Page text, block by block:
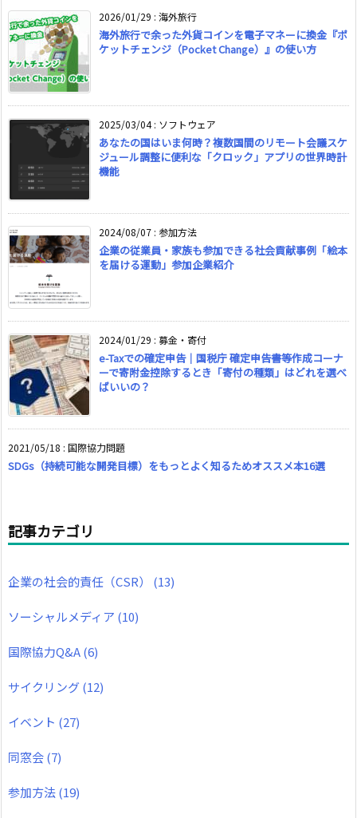
2026/01/29 : 海外旅行
海外旅行で余った外貨コインを電子マネーに換金『ポ
ケットチェンジ（Pocket Change）』の使い方
2025/03/04: ソフトウェア
あなたの国はいま何時？複数国間のリモート会議スケ
ジュール調整に便利な「クロック」アプリの世界時計
機能
2024/08/07 : 参加方法
企業の従業員・家族も参加できる社会貢献事例「絵本
を届ける運動」参加企業紹介
2024/01/29 : 募金・寄付
e-Taxでの確定申告｜国税庁 確定申告書等作成コーナ
ーで寄附金控除するとき「寄付の種類」はどれを選べ
ばいいの？
2021/05/18 : 国際協力問題
SDGs（持続可能な開発目標）をもっとよく知るためオススメ本16選
記事カテゴリ
企業の社会的責任（CSR） (13)
ソーシャルメディア (10)
国際協力Q&A(6)
サイクリング(12)
イベント (27)
同窓会(7)
参加方法(19)